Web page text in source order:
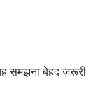
समझना बेहद ज़रूरी